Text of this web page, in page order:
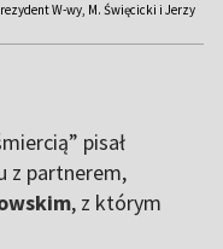
W-wy, M. Święcicki i Jerzy
pisał
z partnerem,
, z którym